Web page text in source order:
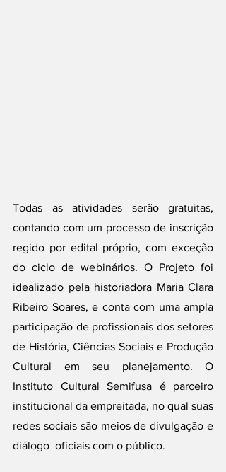
Todas as atividades serão gratuitas,
contando com um processo de inscrição
regido por edital próprio, com exceção
do ciclo de webinários. O Projeto foi
idealizado pela historiadora Maria Clara
Ribeiro Soares, e conta com uma ampla
participação de profissionais dos setores
de História, Ciências Sociais e Produção
Cultural em seu planejamento. O
Instituto Cultural Semifusa é parceiro
institucional da empreitada, no qual suas
redes sociais são meios de divulgação e
diálogo  oficiais com o público.